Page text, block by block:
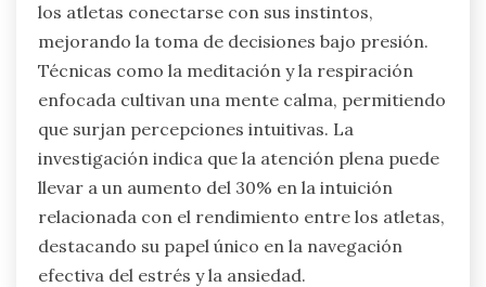
Incorporar estos ejercicios en las rutinas de
entrenamiento puede llevar a un mejor
rendimiento y a una mejor gestión de la presión
¿Cómo pueden las prácticas de
atención plena apoyar el pensamiento
intuitivo?